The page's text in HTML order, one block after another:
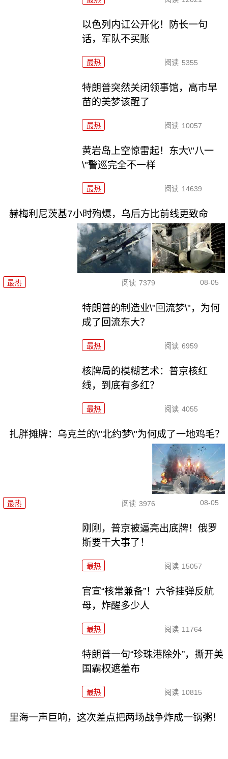
以色列内讧公开化！防长一句
话，军队不买账
最热 阅读 5355
特朗普突然关闭领事馆，高市早
苗的美梦该醒了
最热 阅读 10057
黄岩岛上空惊雷起！东大\"八一
\"警巡完全不一样
最热 阅读 14639
赫梅利尼茨基7小时殉爆，乌后方比前线更致命
最热 阅读 7379 08-05
特朗普的制造业\"回流梦\"，为何
成了回流东大？
最热 阅读 6959
核牌局的模糊艺术：普京核红
线，到底有多红？
最热 阅读 4055
扎胖摊牌：乌克兰的\"北约梦\"为何成了一地鸡毛？
最热 阅读 3976 08-05
刚刚，普京被逼亮出底牌！俄罗
斯要干大事了！
最热 阅读 15057
官宣“核常兼备”！六爷挂弹反航
母，炸醒多少人
最热 阅读 11764
特朗普一句“珍珠港除外”，撕开美
国霸权遮羞布
最热 阅读 10815
里海一声巨响，这次差点把两场战争炸成一锅粥！